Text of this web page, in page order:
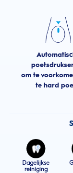
om te
te hard
Dagelijkse
reiniging